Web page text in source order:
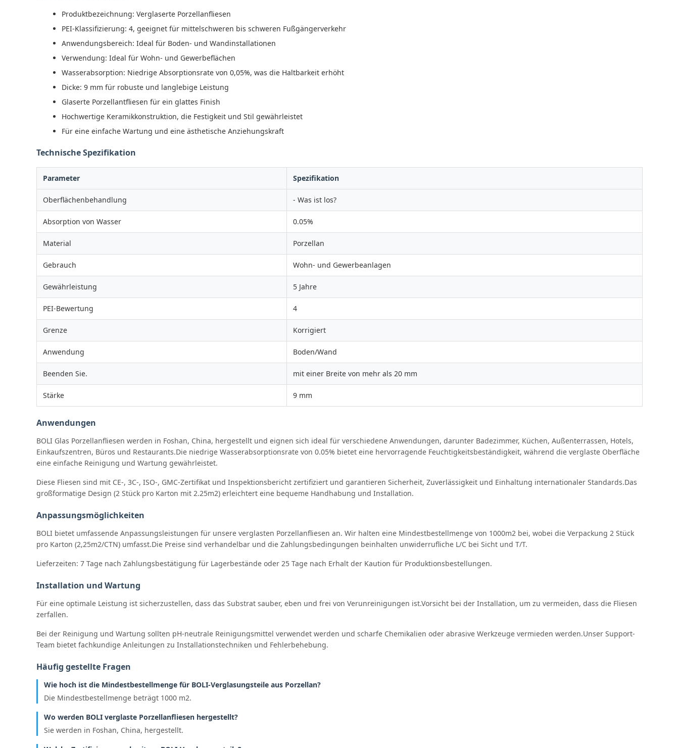
Produktbezeichnung: Verglaserte Porzellanfliesen
PEI-Klassifizierung: 4, geeignet für mittelschweren bis schweren Fußgängerverkehr
Anwendungsbereich: Ideal für Boden- und Wandinstallationen
Verwendung: Ideal für Wohn- und Gewerbeflächen
Wasserabsorption: Niedrige Absorptionsrate von 0,05%, was die Haltbarkeit erhöht
Dicke: 9 mm für robuste und langlebige Leistung
Glaserte Porzellantfliesen für ein glattes Finish
Hochwertige Keramikkonstruktion, die Festigkeit und Stil gewährleistet
Für eine einfache Wartung und eine ästhetische Anziehungskraft
Technische Spezifikation
Parameter Spezifikation
Oberflächenbehandlung - Was ist los?
Absorption von Wasser 0.05%
Material Porzellan
Gebrauch Wohn- und Gewerbeanlagen
Gewährleistung 5 Jahre
PEI-Bewertung 4
Grenze Korrigiert
Anwendung Boden/Wand
Beenden Sie. mit einer Breite von mehr als 20 mm
Stärke 9 mm
Anwendungen
BOLI Glas Porzellanfliesen werden in Foshan, China, hergestellt und eignen sich ideal für verschiedene Anwendungen, darunter Badezimmer, Küchen, Außenterrassen, Hotels,
Einkaufszentren, Büros und Restaurants.Die niedrige Wasserabsorptionsrate von 0.05% bietet eine hervorragende Feuchtigkeitsbeständigkeit, während die verglaste Oberfläche
eine einfache Reinigung und Wartung gewährleistet.
Diese Fliesen sind mit CE-, 3C-, ISO-, GMC-Zertifikat und Inspektionsbericht zertifiziert und garantieren Sicherheit, Zuverlässigkeit und Einhaltung internationaler Standards.Das
großformatige Design (2 Stück pro Karton mit 2.25m2) erleichtert eine bequeme Handhabung und Installation.
Anpassungsmöglichkeiten
BOLI bietet umfassende Anpassungsleistungen für unsere verglasten Porzellanfliesen an. Wir halten eine Mindestbestellmenge von 1000m2 bei, wobei die Verpackung 2 Stück
pro Karton (2,25m2/CTN) umfasst.Die Preise sind verhandelbar und die Zahlungsbedingungen beinhalten unwiderrufliche L/C bei Sicht und T/T.
Lieferzeiten: 7 Tage nach Zahlungsbestätigung für Lagerbestände oder 25 Tage nach Erhalt der Kaution für Produktionsbestellungen.
Installation und Wartung
Für eine optimale Leistung ist sicherzustellen, dass das Substrat sauber, eben und frei von Verunreinigungen ist.Vorsicht bei der Installation, um zu vermeiden, dass die Fliesen
zerfallen.
Bei der Reinigung und Wartung sollten pH-neutrale Reinigungsmittel verwendet werden und scharfe Chemikalien oder abrasive Werkzeuge vermieden werden.Unser Support-
Team bietet fachkundige Anleitungen zu Installationstechniken und Fehlerbehebung.
Häufig gestellte Fragen
Wie hoch ist die Mindestbestellmenge für BOLI-Verglasungsteile aus Porzellan?
Die Mindestbestellmenge beträgt 1000 m2.
Wo werden BOLI verglaste Porzellanfliesen hergestellt?
Sie werden in Foshan, China, hergestellt.